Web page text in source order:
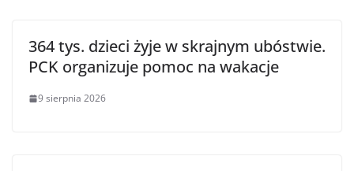
364 tys. dzieci żyje w skrajnym ubóstwie.
PCK organizuje pomoc na wakacje
9 sierpnia 2026